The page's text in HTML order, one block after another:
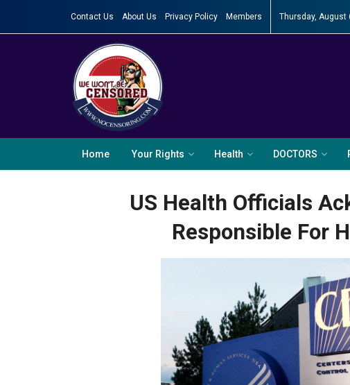
Contact Us About Us Privacy Policy Members Thursday, August
Home Your Rights Health DOCTORS
US Health Officials
Responsible For